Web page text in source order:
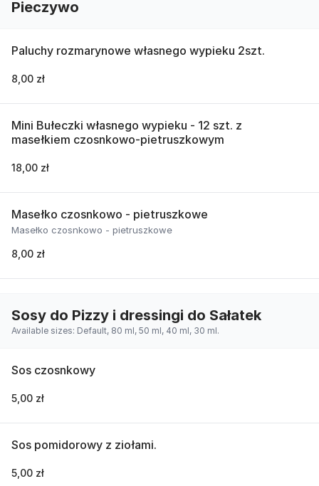
Pieczywo
Paluchy rozmarynowe własnego wypieku 2szt.
8,00 zł
Mini Bułeczki własnego wypieku - 12 szt. z
masełkiem czosnkowo-pietruszkowym
18,00 zł
Masełko czosnkowo - pietruszkowe
Masełko czosnkowo - pietruszkowe
8,00 zł
Sosy do Pizzy i dressingi do Sałatek
Available sizes: Default, 80 ml, 50 ml, 40 ml, 30 ml.
Sos czosnkowy
5,00 zł
Sos pomidorowy z ziołami.
5,00 zł